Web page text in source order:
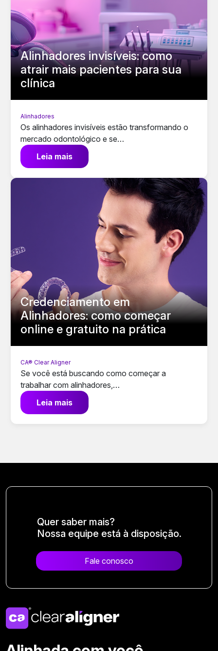
Alinhadores invisíveis: como
atrair mais pacientes para sua
clínica
Alinhadores
Os alinhadores invisíveis estão transformando o
mercado odontológico e se…
Leia mais
Credenciamento em
Alinhadores: como começar
online e gratuito na prática
CA® Clear Aligner
Se você está buscando como começar a
trabalhar com alinhadores,…
Leia mais
Quer saber mais?
Nossa equipe está à disposição.
Fale conosco